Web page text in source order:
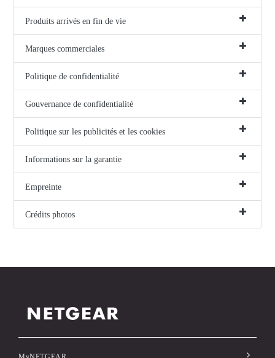
Produits arrivés en fin de vie
Marques commerciales
Politique de confidentialité
Gouvernance de confidentialité
Politique sur les publicités et les cookies
Informations sur la garantie
Empreinte
Crédits photos